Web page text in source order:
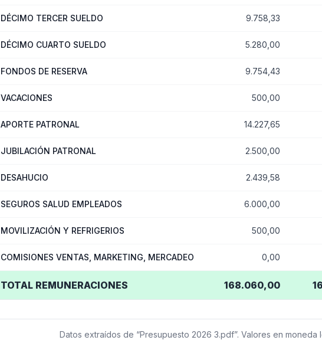
DÉCIMO TERCER SUELDO 9.758,33
DÉCIMO CUARTO SUELDO 5.280,00
FONDOS DE RESERVA 9.754,43
VACACIONES 500,00
APORTE PATRONAL 14.227,65
JUBILACIÓN PATRONAL 2.500,00
DESAHUCIO 2.439,58
SEGUROS SALUD EMPLEADOS 6.000,00
MOVILIZACIÓN Y REFRIGERIOS 500,00
COMISIONES VENTAS, MARKETING, MERCADEO 0,00
TOTAL REMUNERACIONES 168.060,00
Datos extraídos de “Presupuesto 2026 3.pdf”. Valores en moneda